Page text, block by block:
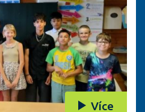
Více